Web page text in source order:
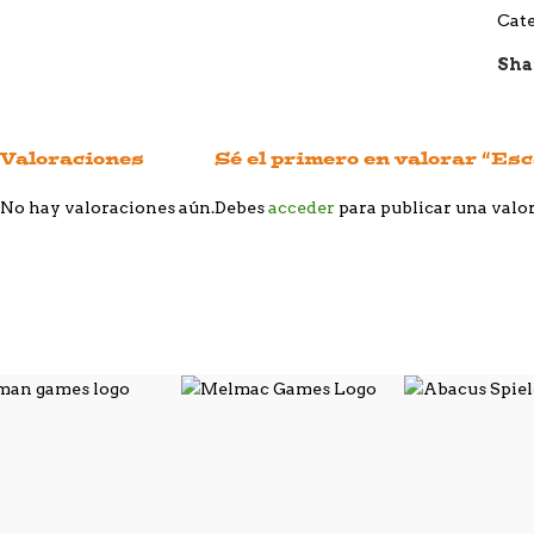
Valoraciones
No hay valoraciones aún.
Sé el primero en valorar
Debesacceder para publicar una